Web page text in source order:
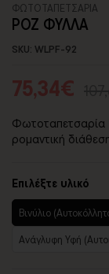
ΦΩΤΟΤΑΠΕΤΣΑΡΙA
ΡΟΖ ΦΥΛΛΑ
SKU: WLPF-92
75,34€
Φωτοταπετσαρία
ρομαντική
Επιλέξτε υλικό
Βινύλιο
Ανάγλυφη Υφή